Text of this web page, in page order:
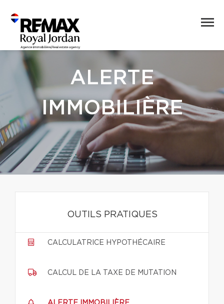
ALERTE
IMMOBILIÈRE
OUTILS PRATIQUES
CALCULATRICE HYPOTHÉCAIRE
CALCUL DE LA TAXE DE MUTATION